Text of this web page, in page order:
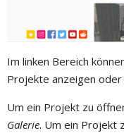
Im linken Bereich
Projekte anzeigen
Um ein Projekt zu
Galerie. Um ein Projekt